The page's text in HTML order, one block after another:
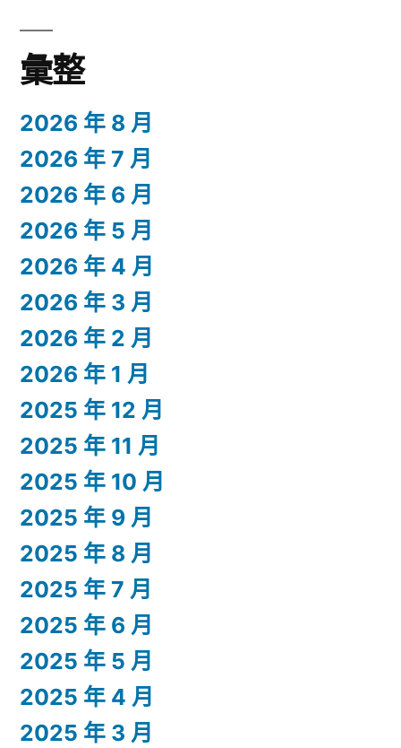
彙整
2026 年 8 月
2026 年 7 月
2026 年 6 月
2026 年 5 月
2026 年 4 月
2026 年 3 月
2026 年 2 月
2026 年 1 月
2025 年 12 月
2025 年 11 月
2025 年 10 月
2025 年 9 月
2025 年 8 月
2025 年 7 月
2025 年 6 月
2025 年 5 月
2025 年 4 月
2025 年 3 月